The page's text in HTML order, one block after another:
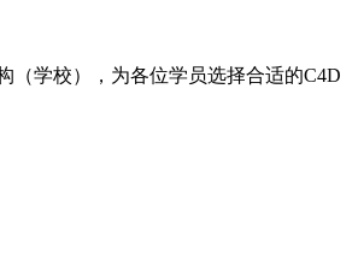
（学校），为各位学员选择合适的C4D